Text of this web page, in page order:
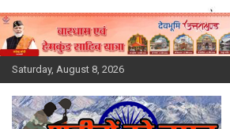
Skip
to
content
Saturday, August 8, 2026